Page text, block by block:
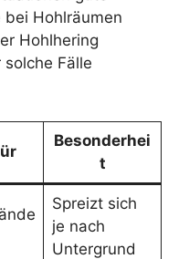
Hohlräumen
Hohlhering
Fälle
Besonderhei
t
Spreizt sich
je nach
Untergrund